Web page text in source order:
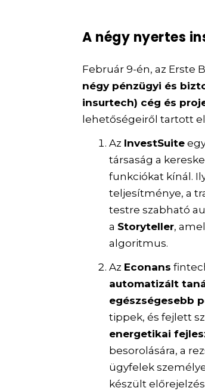
A négy nyertes
Február 9-én, az Erste
négy pénzügyi és
insurtech) cég és
lehetőségeiről tartott
Az InvestSuite
társaság a
funkciókat kínál.
teljesítménye, a
testre szabható
a Storyteller,
algoritmus.
Az Econans
automatizált
egészségesebb
tippek, és fejlett
energetikai
besorolására, a
ügyfelek
készült